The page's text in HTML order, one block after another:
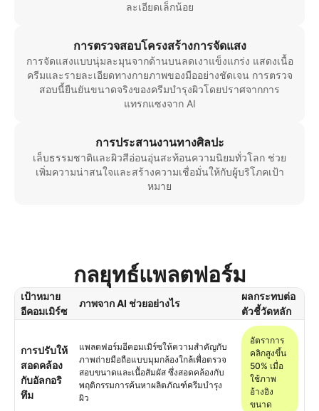
ละเอียดเล็กน้อย
การตรวจสอบโครงสร้างการจัดแสง
การจัดแสงแบบนุ่มละมุนจากด้านบนลดเงาแข็งแกร่ง แสดงเนื้อ
ครีมและรายละเอียดทางกายภาพของมืออย่างชัดเจน การตรวจ
สอบนี้ยืนยันขนาดจริงของครีมบำรุงผิวโดยปราศจากการ
แทรกแซงจาก AI
การประสานงานทางศิลปะ
เล็บธรรมชาติและผิวสีอ่อนอุ่นสะท้อนความนิยมทั่วโลก ช่วย
เพิ่มความน่าสนใจและสร้างความเชื่อมั่นให้กับผู้บริโภคเป้า
หมาย
กลยุทธ์แพลตฟอร์ม
เป้าหมาย
อีคอมเมิร์ซ
ภาพจาก AI ช่วยอย่างไร
ผลกระทบต่อ
ตัวชี้วัดหลัก
การปรับให้
สอดคล้อง
กับอัลกอริ
ทึม
แพลตฟอร์มอีคอมเมิร์ซให้ความสำคัญกับ
ภาพถ่ายมือถือแบบมุมกล้องใกล้เพื่อตรวจ
สอบขนาดและเนื้อสัมผัส ซึ่งสอดคล้องกับ
พฤติกรรมการค้นหาผลิตภัณฑ์ครีมบำรุง
ผิว
อัตราการ
คลิกสูงขึ้น
50% เมื่อ
ใช้ภาพ
อ้างอิง
ขนาด